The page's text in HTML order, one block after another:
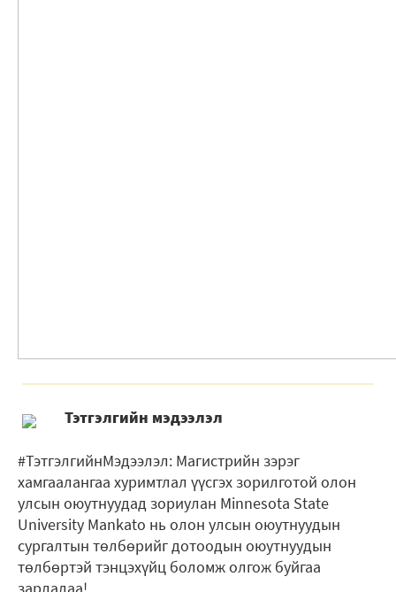
Тэтгэлгийн мэдээлэл
#ТэтгэлгийнМэдээлэл: Магистрийн зэрэг
хамгаалангаа хуримтлал үүсгэх зорилготой олон
улсын оюутнуудад зориулан Minnesota State
University Mankato нь олон улсын оюутнуудын
сургалтын төлбөрийг дотоодын оюутнуудын
төлбөртэй тэнцэхүйц боломж олгож буйгаа